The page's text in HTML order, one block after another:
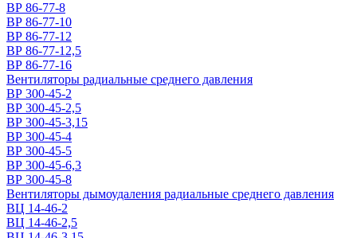
ВР 86-77-8
ВР 86-77-10
ВР 86-77-12
ВР 86-77-12,5
ВР 86-77-16
Вентиляторы радиальные среднего давления
ВР 300-45-2
ВР 300-45-2,5
ВР 300-45-3,15
ВР 300-45-4
ВР 300-45-5
ВР 300-45-6,3
ВР 300-45-8
Вентиляторы дымоудаления радиальные среднего давления
ВЦ 14-46-2
ВЦ 14-46-2,5